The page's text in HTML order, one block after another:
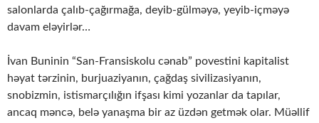
salonlarda çalıb-çağırmağa, deyib-gülməyə, yeyib-içməyə
davam eləyirlər…
İvan Buninin “San-Fransiskolu cənab” povestini kapitalist
həyat tərzinin, burjuaziyanın, çağdaş sivilizasiyanın,
snobizmin, istismarçılığın ifşası kimi yozanlar da tapılar,
ancaq məncə, belə yanaşma bir az üzdən getmək olar. Müəllif